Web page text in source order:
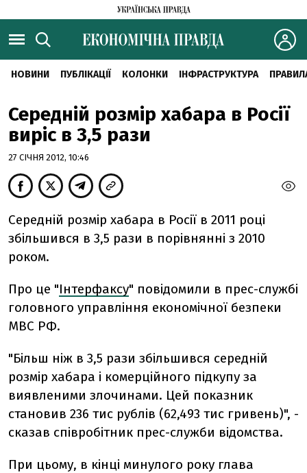
НОВИНИ ПУБЛІКАЦІЇ КОЛОНКИ ІНФРАСТРУКТУРА
Середній розмір хабара в Росії
виріс в 3,5 рази
27 СІЧНЯ 2012, 10:46
Середній розмір хабара в Росії в 2011 році
збільшився в 3,5 рази в порівнянні з 2010
роком.
Про це "Інтерфаксу" повідомили в прес-службі
головного управління економічної безпеки
МВС РФ.
"Більш ніж в 3,5 рази збільшився середній
розмір хабара і комерційного підкупу за
виявленими злочинами. Цей показник
становив 236 тис рублів (62,493 тис гривень)", -
сказав співробітник прес-служби відомства.
При цьому, в кінці минулого року глава